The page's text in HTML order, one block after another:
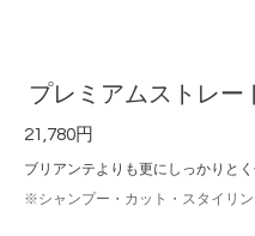
プレミアムストレー
21,780円
ブリアンテよりも更にしっかりと
※シャンプー・カット・スタイリ